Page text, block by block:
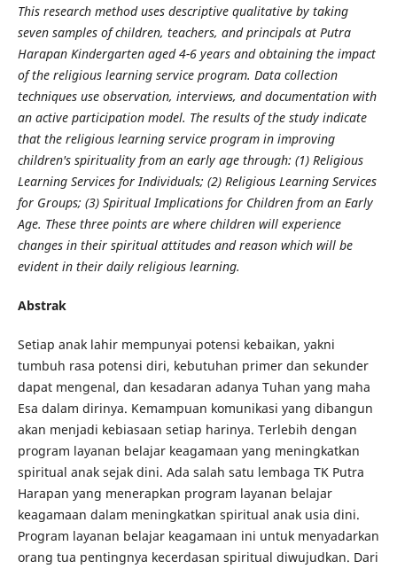
This research method uses descriptive qualitative by taking
seven samples of children, teachers, and principals at Putra
Harapan Kindergarten aged 4-6 years and obtaining the impact
of the religious learning service program. Data collection
techniques use observation, interviews, and documentation with
an active participation model. The results of the study indicate
that the religious learning service program in improving
children's spirituality from an early age through: (1) Religious
Learning Services for Individuals; (2) Religious Learning Services
for Groups; (3) Spiritual Implications for Children from an Early
Age. These three points are where children will experience
changes in their spiritual attitudes and reason which will be
evident in their daily religious learning.
Abstrak
Setiap anak lahir mempunyai potensi kebaikan, yakni
tumbuh rasa potensi diri, kebutuhan primer dan sekunder
dapat mengenal, dan kesadaran adanya Tuhan yang maha
Esa dalam dirinya. Kemampuan komunikasi yang dibangun
akan menjadi kebiasaan setiap harinya. Terlebih dengan
program layanan belajar keagamaan yang meningkatkan
spiritual anak sejak dini. Ada salah satu lembaga TK Putra
Harapan yang menerapkan program layanan belajar
keagamaan dalam meningkatkan spiritual anak usia dini.
Program layanan belajar keagamaan ini untuk menyadarkan
orang tua pentingnya kecerdasan spiritual diwujudkan. Dari